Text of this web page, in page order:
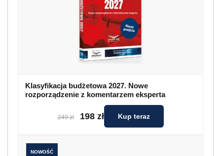
Klasyfikacja budżetowa 2027. Nowe
rozporządzenie z komentarzem eksperta
249 zł 198 zł Kup teraz
NOWOŚĆ